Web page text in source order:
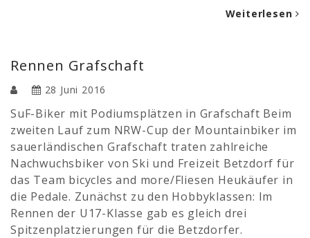
Weiterlesen
Rennen Grafschaft
28 Juni 2016
SuF-Biker mit Podiumsplätzen in Grafschaft Beim
zweiten Lauf zum NRW-Cup der Mountainbiker im
sauerländischen Grafschaft traten zahlreiche
Nachwuchsbiker von Ski und Freizeit Betzdorf für
das Team bicycles and more/Fliesen Heukäufer in
die Pedale. Zunächst zu den Hobbyklassen: Im
Rennen der U17-Klasse gab es gleich drei
Spitzenplatzierungen für die Betzdorfer.